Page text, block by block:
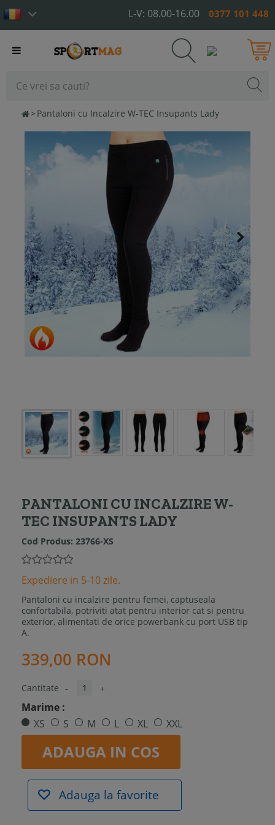
L-V: 08.00-16.00 0377 101 448
Toggle
> Pantaloni cu Incalzire W-TEC Insupants Lady
PANTALONI CU INCALZIRE W-
TEC INSUPANTS LADY
Cod Produs: 23766-XS
Expediere in 5-10 zile.
Pantaloni cu incalzire pentru femei, captuseala
confortabila, potriviti atat pentru interior cat si pentru
exterior, alimentati de orice powerbank cu port USB tip
A.
339,00 RON
Cantitate - +
Marime :
XS
S M L XL XXL
ADAUGA IN COS
Adauga la favorite